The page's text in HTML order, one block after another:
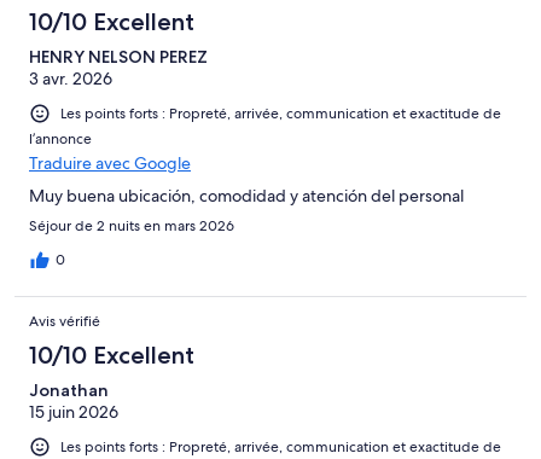
10/10 Excellent
HENRY NELSON PEREZ
3 avr. 2026
Les points forts : Propreté, arrivée, communication et exactitude de
l’annonce
Traduire avec Google
Muy buena ubicación, comodidad y atención del personal
Séjour de 2 nuits en mars 2026
0
Avis vérifié
10/10 Excellent
Jonathan
15 juin 2026
Les points forts : Propreté, arrivée, communication et exactitude de